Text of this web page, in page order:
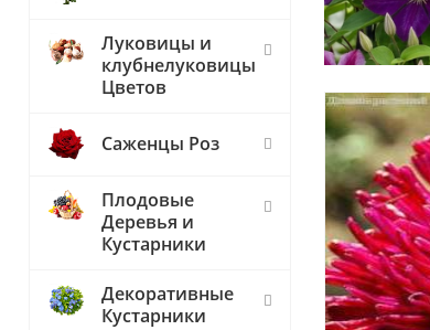
Луковицы и
клубнелуковицы
Цветов
Саженцы Роз
Плодовые
Деревья и
Кустарники
Декоративные
Кустарники